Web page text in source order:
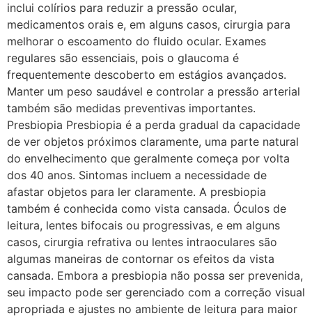
inclui colírios para reduzir a pressão ocular,
medicamentos orais e, em alguns casos, cirurgia para
melhorar o escoamento do fluido ocular. Exames
regulares são essenciais, pois o glaucoma é
frequentemente descoberto em estágios avançados.
Manter um peso saudável e controlar a pressão arterial
também são medidas preventivas importantes.
Presbiopia Presbiopia é a perda gradual da capacidade
de ver objetos próximos claramente, uma parte natural
do envelhecimento que geralmente começa por volta
dos 40 anos. Sintomas incluem a necessidade de
afastar objetos para ler claramente. A presbiopia
também é conhecida como vista cansada. Óculos de
leitura, lentes bifocais ou progressivas, e em alguns
casos, cirurgia refrativa ou lentes intraoculares são
algumas maneiras de contornar os efeitos da vista
cansada. Embora a presbiopia não possa ser prevenida,
seu impacto pode ser gerenciado com a correção visual
apropriada e ajustes no ambiente de leitura para maior